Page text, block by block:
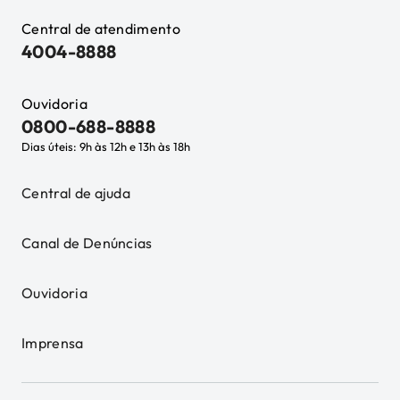
Central de atendimento
4004-8888
Ouvidoria
0800-688-8888
Dias úteis: 9h às 12h e 13h às 18h
Central de ajuda
Canal de Denúncias
Ouvidoria
Imprensa